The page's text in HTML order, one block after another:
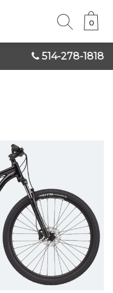
514-278-1818
0
0